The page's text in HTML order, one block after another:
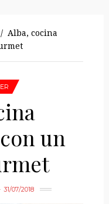
/ Alba, cocina
un
31/07/2018